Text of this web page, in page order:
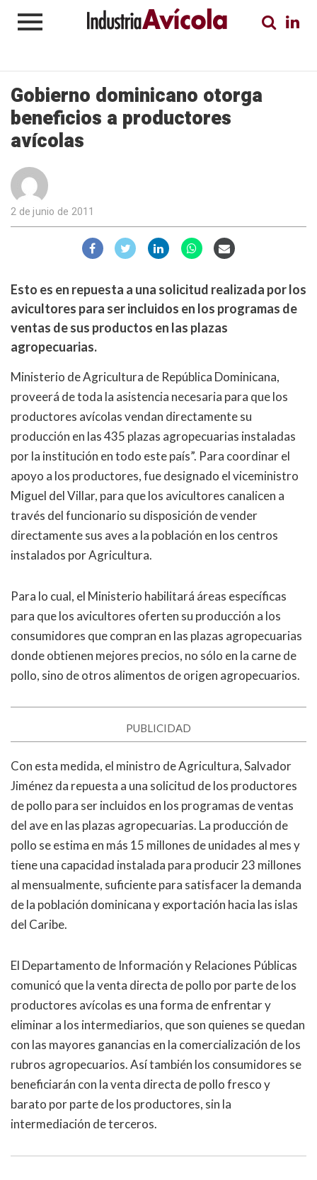
Gobierno dominicano otorga
beneficios a productores
avícolas
2 de junio de 2011
Esto es en repuesta a una solicitud realizada por los
avicultores para ser incluidos en los programas de
ventas de sus productos en las plazas
agropecuarias.
Ministerio de Agricultura de República Dominicana,
proveerá de toda la asistencia necesaria para que los
productores avícolas vendan directamente su
producción en las 435 plazas agropecuarias instaladas
por la institución en todo este país”. Para coordinar el
apoyo a los productores, fue designado el viceministro
Miguel del Villar, para que los avicultores canalicen a
través del funcionario su disposición de vender
directamente sus aves a la población en los centros
instalados por Agricultura.
Para lo cual, el Ministerio habilitará áreas específicas
para que los avicultores oferten su producción a los
consumidores que compran en las plazas agropecuarias
donde obtienen mejores precios, no sólo en la carne de
pollo, sino de otros alimentos de origen agropecuarios.
PUBLICIDAD
Con esta medida, el ministro de Agricultura, Salvador
Jiménez da repuesta a una solicitud de los productores
de pollo para ser incluidos en los programas de ventas
del ave en las plazas agropecuarias. La producción de
pollo se estima en más 15 millones de unidades al mes y
tiene una capacidad instalada para producir 23 millones
al mensualmente, suficiente para satisfacer la demanda
de la población dominicana y exportación hacia las islas
del Caribe.
El Departamento de Información y Relaciones Públicas
comunicó que la venta directa de pollo por parte de los
productores avícolas es una forma de enfrentar y
eliminar a los intermediarios, que son quienes se quedan
con las mayores ganancias en la comercialización de los
rubros agropecuarios. Así también los consumidores se
beneficiarán con la venta directa de pollo fresco y
barato por parte de los productores, sin la
intermediación de terceros.